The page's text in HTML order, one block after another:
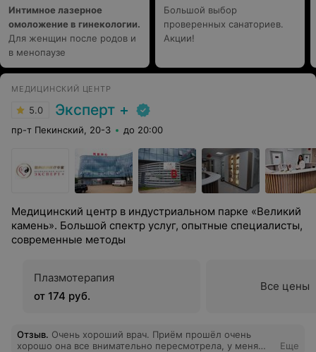
Интимное лазерное
омоложение в гинекологии.
Для женщин после родов и
в менопаузе
Большой выбор
проверенных санаториев.
Акции!
МЕДИЦИНСКИЙ ЦЕНТР
5.0 Эксперт +
пр-т Пекинский, 20-3 до 20:00
Медицинский центр в индустриальном парке «Великий
камень». Большой спектр услуг, опытные специалисты,
современные методы
Плазмотерапия
от 174 руб.
Все цены
Отзыв. Очень хороший врач. Приём прошёл очень
хорошо она все внимательно пересмотрела, у меня
Еще